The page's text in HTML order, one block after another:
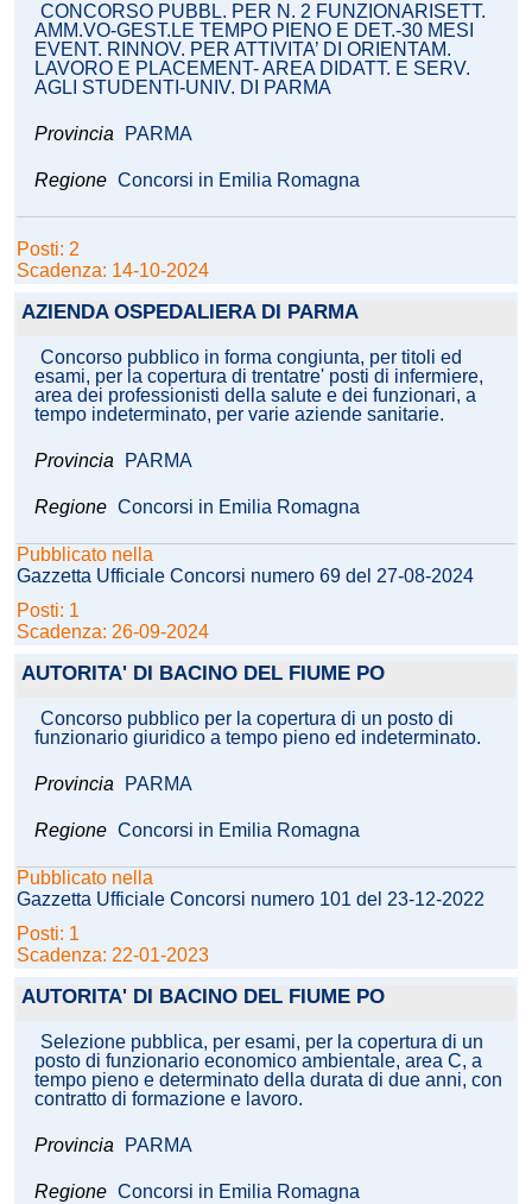
CONCORSO PUBBL. PER N. 2 FUNZIONARISETT.
AMM.VO-GEST.LE TEMPO PIENO E DET.-30 MESI
EVENT. RINNOV. PER ATTIVITA’ DI ORIENTAM.
LAVORO E PLACEMENT- AREA DIDATT. E SERV.
AGLI STUDENTI-UNIV. DI PARMA
Provincia PARMA
Regione Concorsi in Emilia Romagna
Posti: 2
Scadenza: 14-10-2024
AZIENDA OSPEDALIERA DI PARMA
Concorso pubblico in forma congiunta, per titoli ed
esami, per la copertura di trentatre' posti di infermiere,
area dei professionisti della salute e dei funzionari, a
tempo indeterminato, per varie aziende sanitarie.
Provincia PARMA
Regione Concorsi in Emilia Romagna
Pubblicato nella
Gazzetta Ufficiale Concorsi numero 69 del 27-08-2024
Posti: 1
Scadenza: 26-09-2024
AUTORITA' DI BACINO DEL FIUME PO
Concorso pubblico per la copertura di un posto di
funzionario giuridico a tempo pieno ed indeterminato.
Provincia PARMA
Regione Concorsi in Emilia Romagna
Pubblicato nella
Gazzetta Ufficiale Concorsi numero 101 del 23-12-2022
Posti: 1
Scadenza: 22-01-2023
AUTORITA' DI BACINO DEL FIUME PO
Selezione pubblica, per esami, per la copertura di un
posto di funzionario economico ambientale, area C, a
tempo pieno e determinato della durata di due anni, con
contratto di formazione e lavoro.
Provincia PARMA
Regione Concorsi in Emilia Romagna